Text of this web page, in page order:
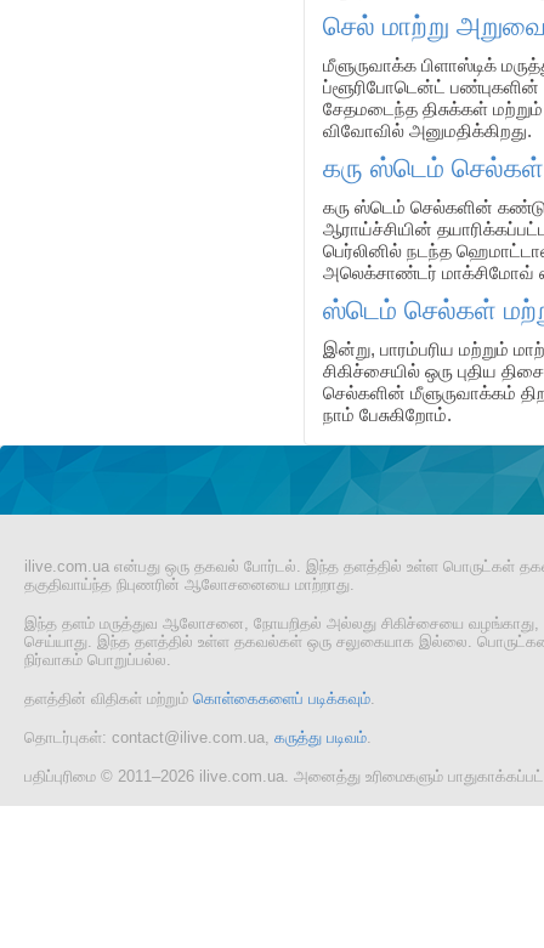
செல் மாற்று
மீளுருவாக்க பிளாஸ்டிக்
ப்ளூரிபோடென்ட்
சேதமடைந்த திசுக்கள்
விவோவில் அனுமதிக்கிறது.
கரு ஸ்டெம் செல்கள்
கரு ஸ்டெம் செல்களின்
ஆராய்ச்சியின்
பெர்லினில் நடந்த
அலெக்சாண்டர் மாக்சிமோவ்
ஸ்டெம் செல்கள்
இன்று, பாரம்பரிய மற்றும்
சிகிச்சையில் ஒரு புதிய
செல்களின் மீளுருவாக்கம்
நாம் பேசுகிறோம்.
ilive.com.ua என்பது ஒரு தகவல் போர்டல். இந்த தளத்தில் உள்ள பொருட்கள்
தகுதிவாய்ந்த நிபுணரின் ஆலோசனையை மாற்றாது.
இந்த தளம் மருத்துவ ஆலோசனை, நோயறிதல் அல்லது சிகிச்சையை வழங்காது,
செய்யாது. இந்த தளத்தில் உள்ள தகவல்கள் ஒரு சலுகையாக இல்லை.
நிர்வாகம் பொறுப்பல்ல.
தளத்தின் விதிகள் மற்றும் கொள்கைகளைப் படிக்கவும்.
தொடர்புகள்: contact@ilive.com.ua, கருத்து படிவம்.
பதிப்புரிமை © 2011–2026 ilive.com.ua. அனைத்து உரிமைகளும்